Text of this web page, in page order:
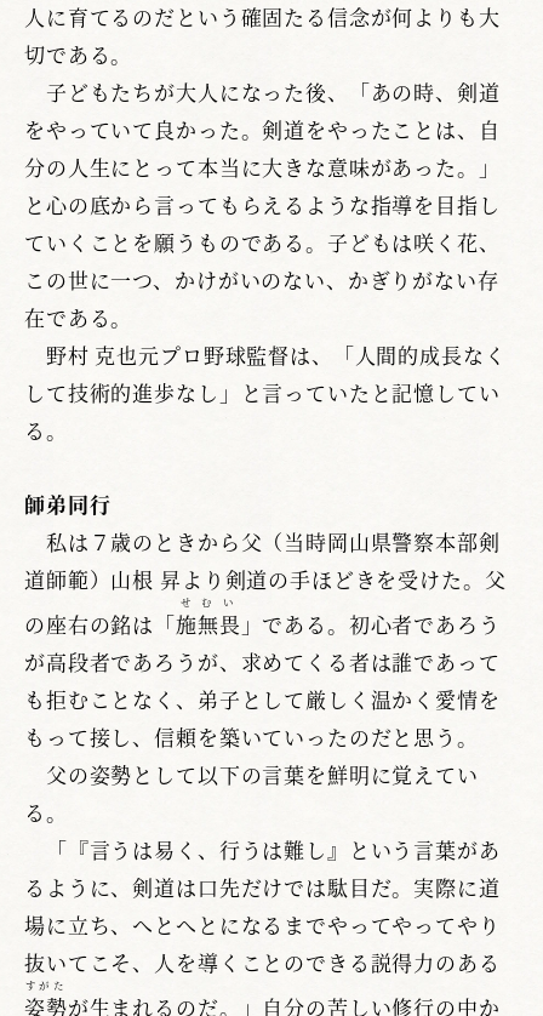
人に育てるのだという確固たる信念が何よりも大
切である。
子どもたちが大人になった後、「あの時、剣道
をやっていて良かった。剣道をやったことは、自
分の人生にとって本当に大きな意味があった。」
と心の底から言ってもらえるような指導を目指し
ていくことを願うものである。子どもは咲く花、
この世に一つ、かけがいのない、かぎりがない存
在である。
野村 克也元プロ野球監督は、「人間的成長なく
して技術的進歩なし」と言っていたと記憶してい
る。
師弟同行
私は７歳のときから父（当時岡山県警察本部剣
道師範）山根 昇より剣道の手ほどきを受けた。父
の座右の銘は「施無畏
せむい
」である。初心者であろう
が高段者であろうが、求めてくる者は誰であって
も拒むことなく、弟子として厳しく温かく愛情を
もって接し、信頼を築いていったのだと思う。
父の姿勢として以下の言葉を鮮明に覚えてい
る。
「『言うは易く、行うは難し』という言葉があ
るように、剣道は口先だけでは駄目だ。実際に道
場に立ち、へとへとになるまでやってやってやり
抜いてこそ、人を導くことのできる説得力のある
姿勢
すがた
が生まれるのだ。」自分の苦しい修行の中か